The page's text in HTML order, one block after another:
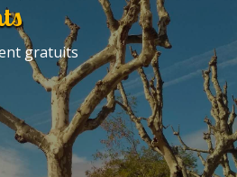
gratuits